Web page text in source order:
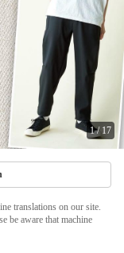
1/ 17
translations on our site.
be aware that machine